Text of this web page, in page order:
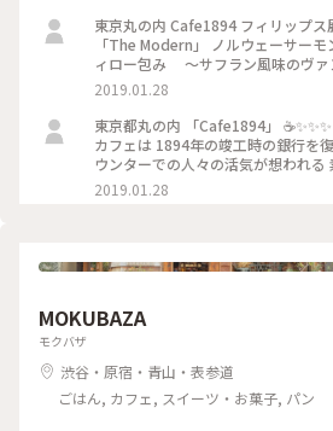
東京丸の内 Cafe1894 フィリップス展タイアップランチ
「The Modern」 ノルウェーサーモンと5種きのこのパートフ
ィロー包み ～サフラン風味のヴ
✨✨✨ モダンな盛り付け🌾 パイがサクサク 美味しく頂きまし
た！ #東京 #ランチ #お出かけ #丸の内 #三菱一号館美術館
#Cafe1894 #フィリップス・コレクション #タイアップメニュ
ー #冬のごちそう
2019.01.28
東京都丸の内 「Cafe1894」 ☕️✨✨✨ 三菱一号館美術館１F の
カフェは 1894年の竣工時の銀行を
ウンターでの人々の活気が想われる
✨✨✨ #東京 #丸の内 #カフェ #三菱一号館美術館 #Cafe1894 #
お出かけ
2019.01.28
MOKUBAZA
モクバザ
渋谷・原宿・青山・表参道
ごはん, カフェ, スイーツ・お菓子, パン